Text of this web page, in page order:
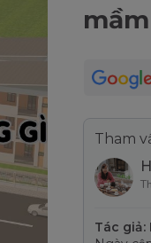
Tham
Tác giả: